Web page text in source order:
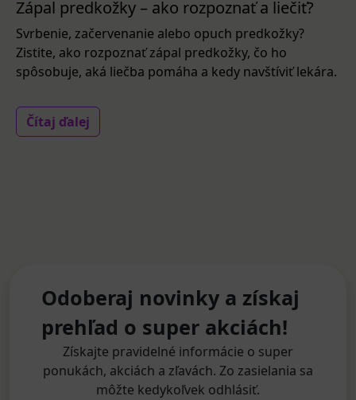
Zápal predkožky – ako rozpoznať a liečiť?
Svrbenie, začervenanie alebo opuch predkožky?
Zistite, ako rozpoznať zápal predkožky, čo ho
spôsobuje, aká liečba pomáha a kedy navštíviť lekára.
Čítaj ďalej
Odoberaj novinky a získaj
prehľad o super akciách!
Získajte pravidelné informácie o super
ponukách, akciách a zľavách. Zo zasielania sa
môžte kedykoľvek odhlásiť.